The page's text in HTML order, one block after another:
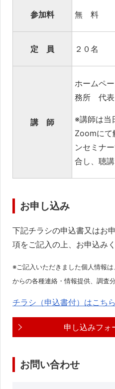
参加料 無 料
定 員 ２０名
講 師
ホームペ
務所 代
※講師は当
Zoomにて
ンセミナ
合し、聴講
お申し込み
下記チラシの申込書又はお
項をご記入の上、お申込みく
※ご記入いただきました個人情報
からの各種連絡・情報提供、調査
チラシ（申込書付）はこちら
申し込みフォ
お問い合わせ